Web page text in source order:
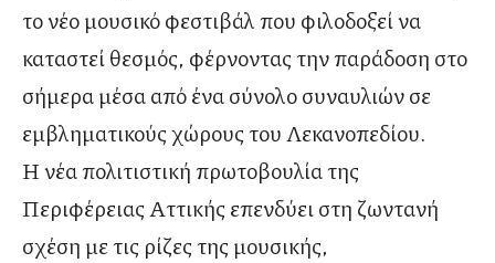
το νέο μουσικό φεστιβάλ που φιλοδοξεί να
καταστεί θεσμός, φέρνοντας την παράδοση στο
σήμερα μέσα από ένα σύνολο συναυλιών σε
εμβληματικούς χώρους του Λεκανοπεδίου.
Η νέα πολιτιστική πρωτοβουλία της
Περιφέρειας Αττικής επενδύει στη ζωντανή
σχέση με τις ρίζες της μουσικής,